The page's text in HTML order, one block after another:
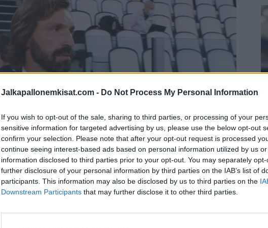
Jalkapallonemkisat.com - Do Not Process My Personal Information
If you wish to opt-out of the sale, sharing to third parties, or processing of your
sensitive information for targeted advertising by us, please use the below opt-out
confirm your selection. Please note that after your opt-out request is processed
continue seeing interest-based ads based on personal information utilized by us
information disclosed to third parties prior to your opt-out. You may separately
further disclosure of your personal information by third parties on the IAB’s list of
participants. This information may also be disclosed by us to third parties on the
Downstream Participants that may further disclose it to other third parties.
jolla se lähtee Mestarien liigan kamppailuun